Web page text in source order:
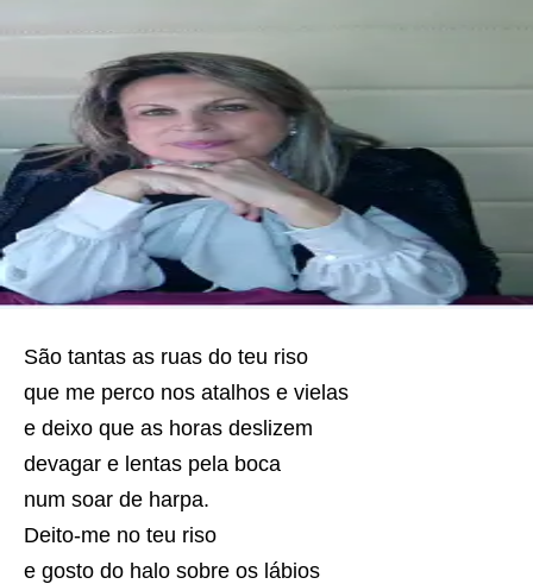
São tantas as ruas do teu riso
que me perco nos atalhos e vielas
e deixo que as horas deslizem
devagar e lentas pela boca
num soar de harpa.
Deito-me no teu riso
e gosto do halo sobre os lábios